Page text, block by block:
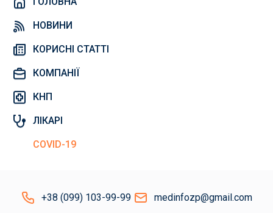
НОВИНИ
КОРИСНІ СТАТТІ
КОМПАНІЇ
КНП
ЛІКАРІ
COVID-19
+38 (099) 103-99-99 medinfozp@gmail.com